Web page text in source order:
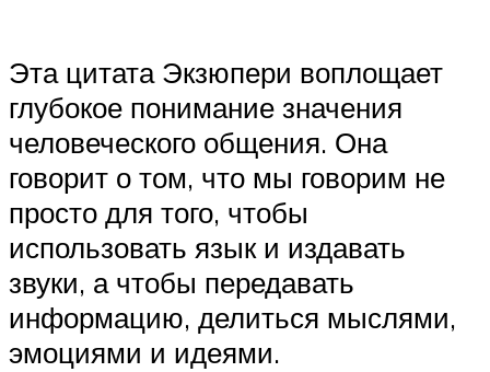
Эта цитата Экзюпери воплощает
глубокое понимание значения
человеческого общения. Она
говорит о том, что мы говорим не
просто для того, чтобы
использовать язык и издавать
звуки, а чтобы передавать
информацию, делиться мыслями,
эмоциями и идеями.